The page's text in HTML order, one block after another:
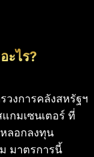
ะไร?
วงการคลังสหรัฐฯ
กมเซนเตอร์ ที่
ลอกลงทุน
มาตรการนี้